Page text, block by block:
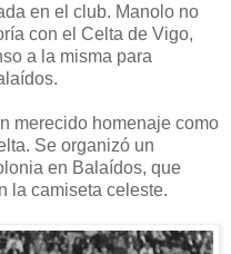
en el club. Manolo no
con el Celta de Vigo,
a la misma para
merecido homenaje como
Se organizó un
en Balaídos, que
la camiseta celeste.